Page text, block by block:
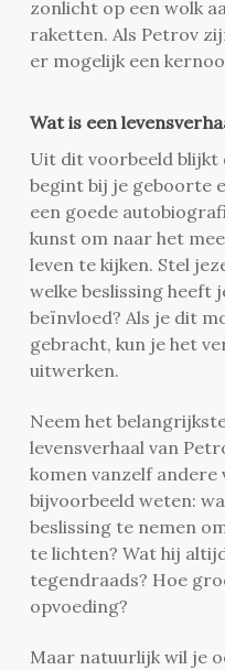
zonlicht op een wolk
raketten. Als Petrov
er mogelijk een
Wat is een
Uit dit voorbeeld blijkt
begint bij je geboorte
een goede
kunst om naar het
leven te kijken. Stel
welke beslissing heeft
beïnvloed? Als je dit
gebracht, kun je het
uitwerken.
Neem het
levensverhaal van
komen vanzelf andere
bijvoorbeeld weten:
beslissing te nemen
te lichten? Wat hij
tegendraads? Hoe
opvoeding?
Maar natuurlijk wil je